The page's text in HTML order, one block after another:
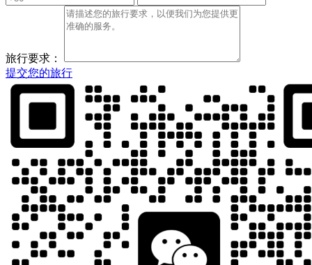
旅行要求：
提交您的旅行